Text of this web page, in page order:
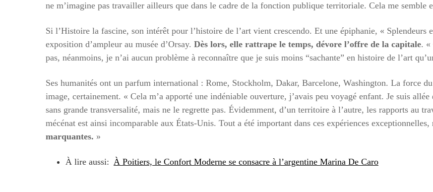
ne m’imagine pas travailler ailleurs que dans le cadre de la fonction publique territoriale. Cela me semble
Si l’Histoire la fascine, son intérêt pour l’histoire de l’art vient crescendo. Et une épiphanie, «
exposition d’ampleur au musée d’Orsay. Dès lors, elle rattrape le temps, dévore l’offre de la capitale. «
pas, néanmoins, je n’ai aucun problème à reconnaître que je suis moins “sachante” en histoire de l’art
Ses humanités ont un parfum international : Rome, Stockholm, Dakar, Barcelone, Washington. La force du
image, certainement. « Cela m’a apporté une indéniable ouverture, j’avais peu voyagé enfant. Je suis
sans grande transversalité, mais ne le regrette pas. Évidemment, d’un territoire à l’autre, les rapports au
mécénat est ainsi incomparable aux États-Unis. Tout a été important dans ces expériences exceptionnelles,
marquantes. »
À lire aussi: À Poitiers, le Confort Moderne se consacre à l’argentine Marina De Caro